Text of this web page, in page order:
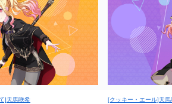
]天馬咲希 [クッキー・エール]天馬